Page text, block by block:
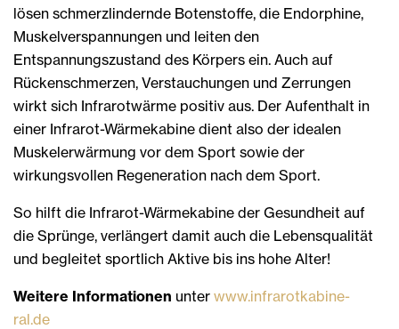
lösen schmerzlindernde Botenstoffe, die Endorphine,
Muskelverspannungen und leiten den
Entspannungszustand des Körpers ein. Auch auf
Rückenschmerzen, Verstauchungen und Zerrungen
wirkt sich Infrarotwärme positiv aus. Der Aufenthalt in
einer Infrarot-Wärmekabine dient also der idealen
Muskelerwärmung vor dem Sport sowie der
wirkungsvollen Regeneration nach dem Sport.
So hilft die Infrarot-Wärmekabine der Gesundheit auf
die Sprünge, verlängert damit auch die Lebensqualität
und begleitet sportlich Aktive bis ins hohe Alter!
Weitere Informationen unter www.infrarotkabine-
ral.de